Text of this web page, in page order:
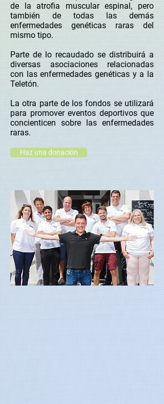
de la atrofia muscular espinal, pero
también de todas las demás
enfermedades genéticas raras del
mismo tipo.
Parte de lo recaudado se distribuirá a
diversas asociaciones relacionadas
con las enfermedades genéticas y a la
Teletón.
La otra parte de los fondos se utilizará
para promover eventos deportivos que
concienticen sobre las enfermedades
raras.
Haz una donación